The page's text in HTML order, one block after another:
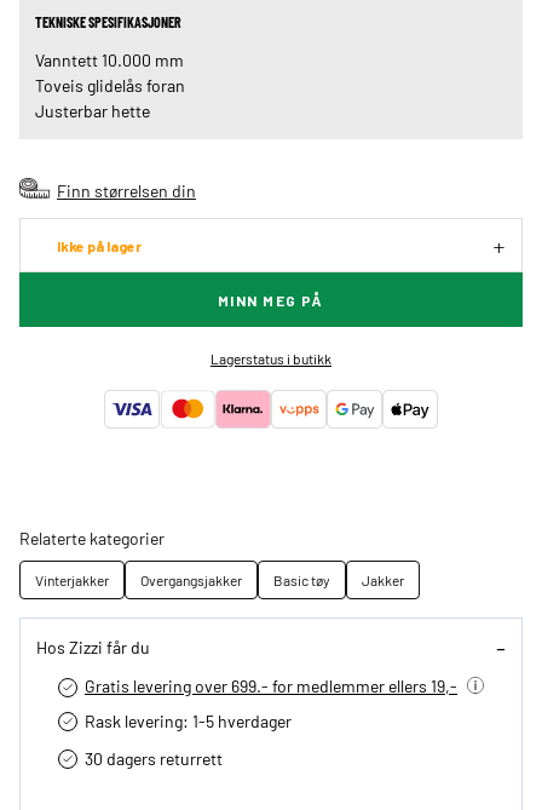
TEKNISKE SPESIFIKASJONER
Vanntett 10.000 mm
Toveis glidelås foran
Justerbar hette
Finn størrelsen din
Ikke på lager
MINN MEG PÅ
Lagerstatus i butikk
Relaterte kategorier
Vinterjakker Overgangsjakker Basic tøy Jakker
Hos Zizzi får du
Gratis levering over 699.- for medlemmer ellers 19,-
Rask levering: 1-5 hverdager
30 dagers returrett